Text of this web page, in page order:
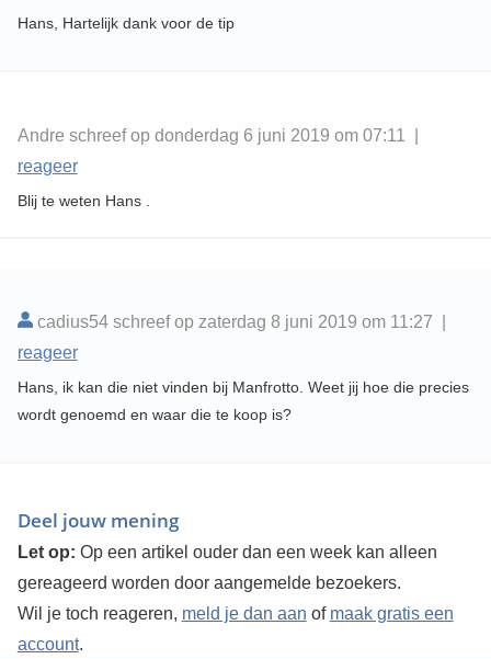
Hans, Hartelijk dank voor de tip
Andre schreef op donderdag 6 juni 2019 om 07:11 |
reageer
Blij te weten Hans .
cadius54 schreef op zaterdag 8 juni 2019 om 11:27 |
reageer
Hans, ik kan die niet vinden bij Manfrotto. Weet jij hoe die precies
wordt genoemd en waar die te koop is?
Deel jouw mening
Let op: Op een artikel ouder dan een week kan alleen
gereageerd worden door aangemelde bezoekers.
Wil je toch reageren, meld je dan aan of maak gratis een
account.